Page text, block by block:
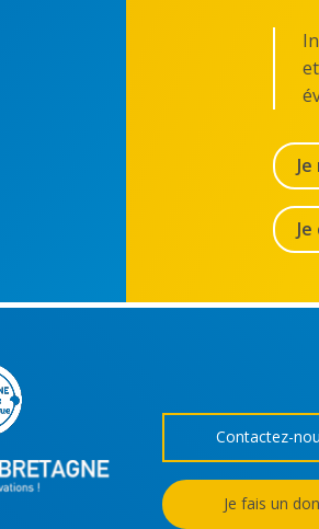
Contactez-
Je fais un don